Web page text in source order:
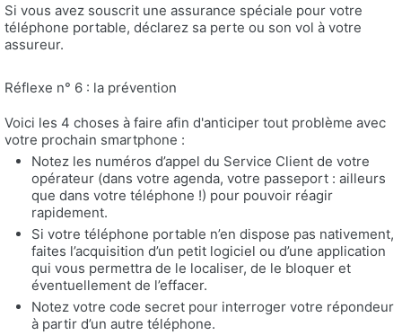
Si vous avez souscrit une assurance spéciale pour votre
téléphone portable, déclarez sa perte ou son vol à votre
assureur.
Réflexe n° 6 : la prévention
Voici les 4 choses à faire afin d'anticiper tout problème avec
votre prochain smartphone :
Notez les numéros d’appel du Service Client de votre
opérateur (dans votre agenda, votre passeport : ailleurs
que dans votre téléphone !) pour pouvoir réagir
rapidement.
Si votre téléphone portable n’en dispose pas nativement,
faites l’acquisition d’un petit logiciel ou d’une application
qui vous permettra de le localiser, de le bloquer et
éventuellement de l’effacer.
Notez votre code secret pour interroger votre répondeur
à partir d’un autre téléphone.